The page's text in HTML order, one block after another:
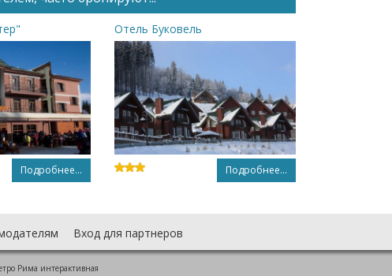
Подробнее...
Отель Буковель
Подробнее...
Вход для партнеров
Рима интерактивная